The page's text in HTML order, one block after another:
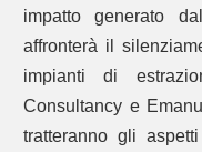
impatto generato
affronterà il
impianti di
Consultancy e
tratteranno gli